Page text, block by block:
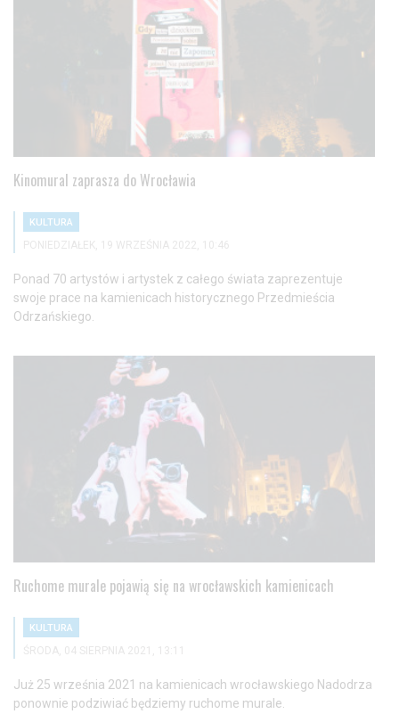
Kinomural zaprasza do Wrocławia
KULTURA
PONIEDZIAŁEK, 19 WRZEŚNIA 2022, 10:46
Ponad 70 artystów i artystek z całego świata zaprezentuje
swoje prace na kamienicach historycznego Przedmieścia
Odrzańskiego.
Ruchome murale pojawią się na wrocławskich kamienicach
KULTURA
ŚRODA, 04 SIERPNIA 2021, 13:11
Już 25 września 2021 na kamienicach wrocławskiego Nadodrza
ponownie podziwiać będziemy ruchome murale.